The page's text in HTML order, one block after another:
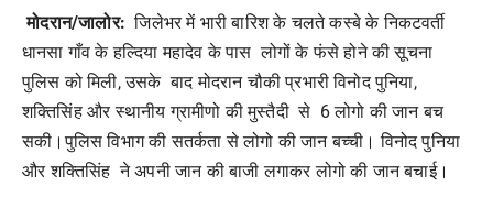
मोदरान/जालोर:जिलेभर में भारी बारिश के चलते कस्बे के निकटवर्ती
धानसा गाँव के हल्दिया महादेव के पास लोगों के फंसे होने की सूचना
पुलिस को मिली, उसके बाद मोदरान चौकी प्रभारी विनोद पुनिया,
शक्तिसिंह और स्थानीय ग्रामीणो की मुस्तैदी से 6 लोगो की जान बच
सकी।पुलिस विभाग की सतर्कता से लोगो की जान बच्ची। विनोद पुनिया
और शक्तिसिंह ने अपनी जान की बाजी लगाकर लोगो की जान बचाई।